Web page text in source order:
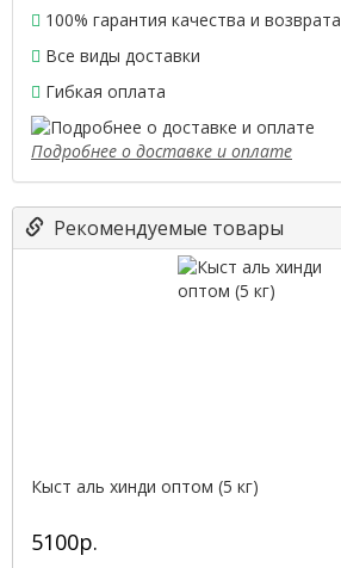
100% гарантия качества и возврата
Все виды доставки
Гибкая оплата
Подробнее о доставке и оплате
Рекомендуемые товары
Кыст аль хинди оптом (5 кг)
5100р.